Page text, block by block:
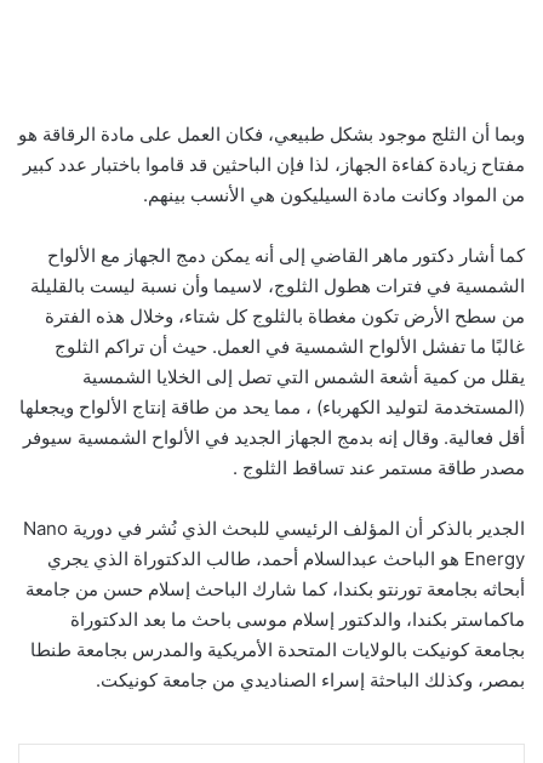
وبما أن الثلج موجود بشكل طبيعي، فكان العمل على مادة الرقاقة هو
مفتاح زيادة كفاءة الجهاز، لذا فإن الباحثين قد قاموا باختبار عدد كبير
من المواد وكانت مادة السيليكون هي الأنسب بينهم.
كما أشار دكتور ماهر القاضي إلى أنه يمكن دمج الجهاز مع الألواح
الشمسية في فترات هطول الثلوج، لاسيما وأن نسبة ليست بالقليلة
من سطح الأرض تكون مغطاة بالثلوج كل شتاء، وخلال هذه الفترة
غالبًا ما تفشل الألواح الشمسية في العمل. حيث أن تراكم الثلوج
يقلل من كمية أشعة الشمس التي تصل إلى الخلايا الشمسية
(المستخدمة لتوليد الكهرباء) ، مما يحد من طاقة إنتاج الألواح ويجعلها
أقل فعالية. وقال إنه بدمج الجهاز الجديد في الألواح الشمسية سيوفر
مصدر طاقة مستمر عند تساقط الثلوج .
الجدير بالذكر أن المؤلف الرئيسي للبحث الذي نُشر في دورية Nano
Energy هو الباحث عبدالسلام أحمد، طالب الدكتوراة الذي يجري
أبحاثه بجامعة تورنتو بكندا، كما شارك الباحث إسلام حسن من جامعة
ماكماستر بكندا، والدكتور إسلام موسى باحث ما بعد الدكتوراة
بجامعة كونيكت بالولايات المتحدة الأمريكية والمدرس بجامعة طنطا
بمصر، وكذلك الباحثة إسراء الصناديدي من جامعة كونيكت.